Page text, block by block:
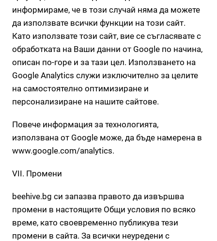
информираме, че в този случай няма да можете
да използвате всички функции на този сайт.
Като използвате този сайт, вие се съгласявате с
обработката на Ваши данни от Google по начина,
описан по-горе и за тази цел. Използването на
Google Analytics служи изключително за целите
на самостоятелно оптимизиране и
персонализиране на нашите сайтове.
Повече информация за технологията,
използвана от Google може, да бъде намерена в
www.google.com/analytics.
VII. Промени
beehive.bg си запазва правото да извършва
промени в настоящите Общи условия по всяко
време, като своевременно публикува тези
промени в сайта. За всички неуредени с